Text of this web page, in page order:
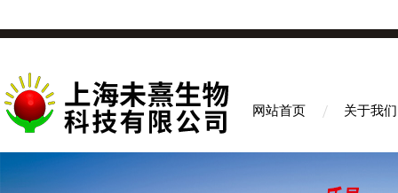
网站首页 关于我们